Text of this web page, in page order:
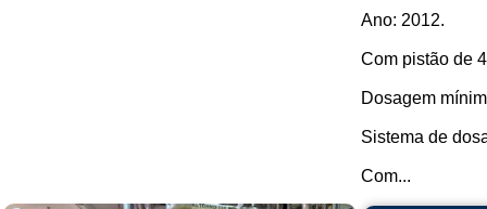
Ano: 2012.
Com pistão de
Dosagem
Sistema de
Com...